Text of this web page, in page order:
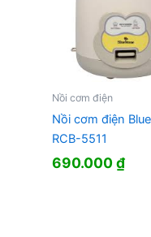
Nồi cơm điện
Nồi cơm điện
RCB-5511
690.000₫